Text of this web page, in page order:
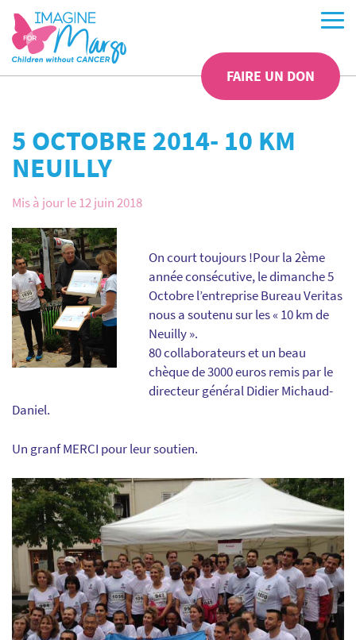
FAIRE UN DON
5 OCTOBRE 2014- 10 KM
NEUILLY
Mis à jour le 12 juin 2018
On court toujours !Pour la 2ème
année consécutive, le dimanche 5
Octobre l’entreprise Bureau Veritas
nous a soutenu sur les « 10 km de
Neuilly ».
80 collaborateurs et un beau
chèque de 3000 euros remis par le
directeur général Didier Michaud-
Daniel.
Un granf MERCI pour leur soutien.